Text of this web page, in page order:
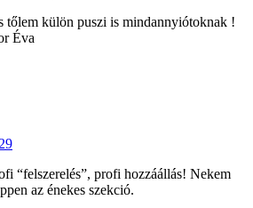
tőlem külön puszi is mindannyiótoknak !
Éva
“felszerelés”, profi hozzáállás! Nekem
az énekes szekció.